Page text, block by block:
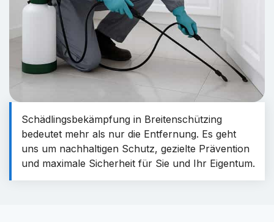
Schädlingsbekämpfung in Breitenschützing
bedeutet mehr als nur die Entfernung. Es geht
uns um nachhaltigen Schutz, gezielte Prävention
und maximale Sicherheit für Sie und Ihr Eigentum.